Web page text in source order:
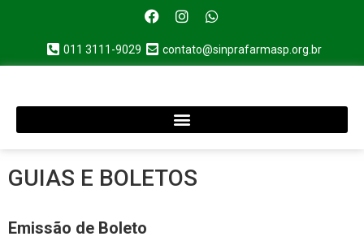
011 3111-9029 contato@sinprafarmasp.org.br
GUIAS E BOLETOS
Emissão de Boleto